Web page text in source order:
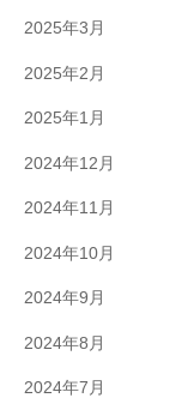
2025年3月
2025年2月
2025年1月
2024年12月
2024年11月
2024年10月
2024年9月
2024年8月
2024年7月